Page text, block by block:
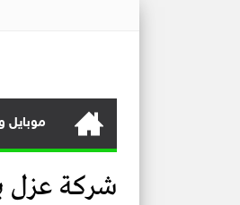
موبايل
شركة